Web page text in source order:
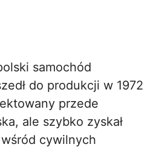
samochód
do produkcji w 1972
przede
ale szybko zyskał
cywilnych